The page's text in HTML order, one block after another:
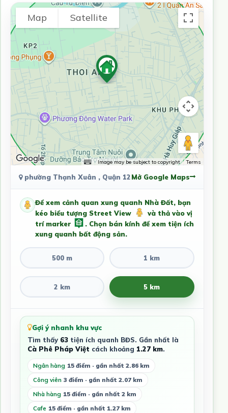
Map Satellite
Image may be subject to copyright Terms
phường Thạnh Xuân , Quận 12Mở Google Maps
Để xem cảnh quan xung quanh Nhà Đất, bạn
kéo biểu tượng Street View
và thả vào vị
trí marker
. Chọn bán kính để xem tiện ích
xung quanh bất động sản.
500 m 1 km
2 km 5 km
Gợi ý nhanh khu vực
Tìm thấy 63tiện ích quanh BĐS. Gần nhất là
Cà Phê Pháp Việt cách khoảng 1.27 km.
Ngân hàng 15 điểm · gần nhất 2.86 km
Công viên 3 điểm · gần nhất 2.07 km
Nhà hàng 15 điểm · gần nhất 2 km
Cafe 15 điểm · gần nhất 1.27 km